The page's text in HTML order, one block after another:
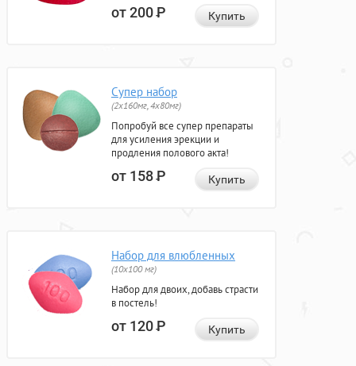
от 200Р Купить
Супер набор
(2х160мг, 4х80мг)
Попробуй все супер препараты
для усиления эрекции и
продления полового акта!
от 158Р Купить
Набор для влюбленных
(10х100 мг)
Набор для двоих, добавь страсти
в постель!
от 120Р Купить